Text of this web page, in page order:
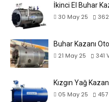
İkinci El Buhar
30 May 25
362
Buhar Kazanı
21 May 25
341
Kızgın Yağ
05 May 25
457